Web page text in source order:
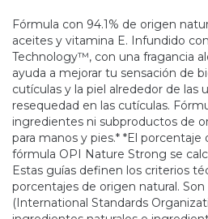
Fórmula con 94.1% de origen
aceites y vitamina E. Infundido
Technology™, con una fragancia
ayuda a mejorar tu sensación de
cutículas y la piel alrededor de las
resequedad en las cutículas.
ingredientes ni subproductos de
para manos y pies.* *El
fórmula OPI Nature Strong se
Estas guías definen los criterios
porcentajes de origen natural.
(International Standards